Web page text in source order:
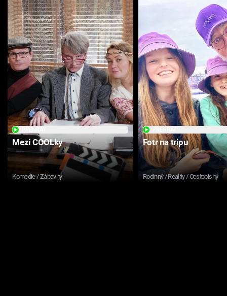
Mezi COOLky
Komedie / Zábavný
Fotr na tripu
Rodinný / Reality / Cestopisný